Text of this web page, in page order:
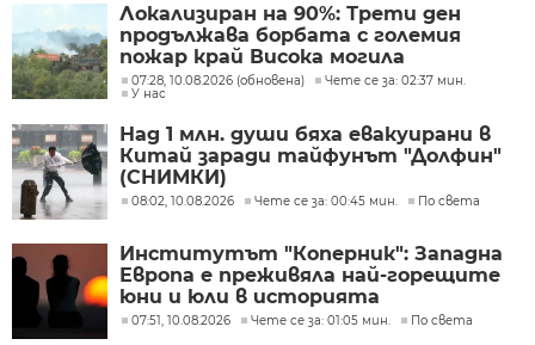
Локализиран на 90%: Трети ден
продължава борбата с големия
пожар край Висока могила
07:28, 10.08.2026 (обновена)
Чете се за: 02:37 мин.
У нас
Над 1 млн. души бяха евакуирани в
Китай заради тайфунът "Долфин"
(СНИМКИ)
08:02, 10.08.2026 Чете се за: 00:45 мин. По света
Институтът "Коперник": Западна
Европа е преживяла най-горещите
юни и юли в историята
07:51, 10.08.2026 Чете се за: 01:05 мин. По света